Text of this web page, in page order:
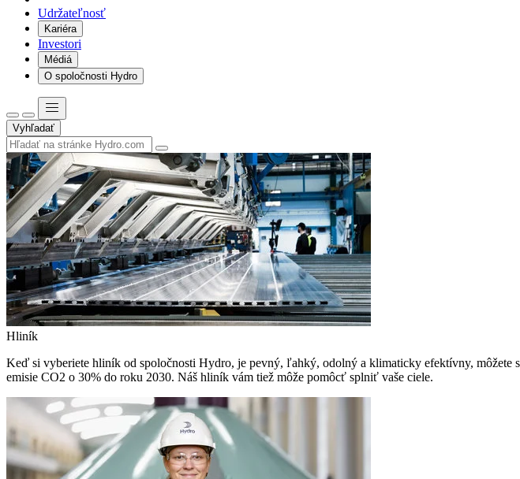
Udržateľnosť
Kariéra
Investori
Médiá
O spoločnosti Hydro
Vyhľadať
Hliník
Keď si vyberiete hliník od spoločnosti Hydro, je pevný, ľahký, odolný a klimaticky efektívny, môžete
emisie CO2 o 30% do roku 2030. Náš hliník vám tiež môže pomôcť splniť vaše ciele.